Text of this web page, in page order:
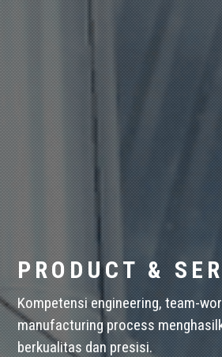
PRODUCT &
Kompetensi engineering, team-
manufacturing process
berkualitas dan presisi.